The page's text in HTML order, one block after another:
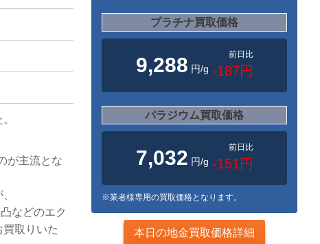
が主流とな
などのエク
取りいた
プラチナ買取価格
9,288 円/g
前日比
-187円
パラジウム買取価格
7,032 円/g
前日比
-151円
※業者様専用の買取価格となります。
本日の地金買取価格詳細